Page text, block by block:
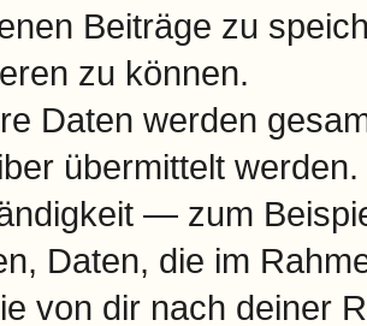
Beiträge zu
zu können.
Daten werden
übermittelt
— zum
Daten, die im
von dir nach deiner